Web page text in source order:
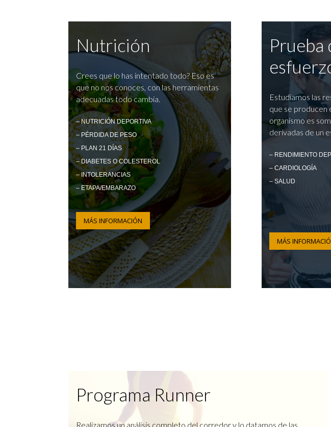
Nutrición
Crees que lo has intentado todo? Eso es
que no nos conoces, con las herramientas
adecuadas todo cambia.
– NUTRICIÓN DEPORTIVA
– PÉRDIDA DE PESO
– PLAN 21 DÍAS
– DIABETES O COLESTEROL
– INTOLERANCIAS
– ETAPA/EMBARAZO
MÁS INFORMACIÓN
Prueba
Estudiamos las
que se producen
organismo es
derivadas de un
– RENDIMIENTO
– CARDIOLOGÍA
– SALUD
MÁS
Programa Runner
Realizamos un análisis completo del corredor y lo datamos de las